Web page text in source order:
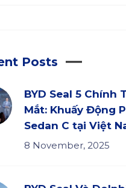
Posts
BYD Seal 5 Chính
Mắt: Khuấy Động
Sedan C tại Việt
8 November, 2025